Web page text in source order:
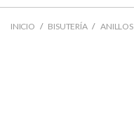
INICIO BISUTERÍA ANILLOS